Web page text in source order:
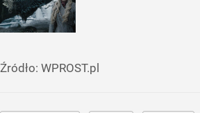
Źródło: WPROST.pl